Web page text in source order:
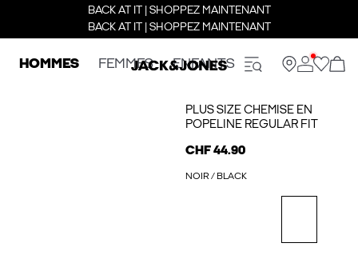
BACK AT IT | SHOPPEZ MAINTENANT
BACK AT IT | SHOPPEZ MAINTENANT
HOMMES FEMMES ENFANTS
PLUS SIZE CHEMISE EN
POPELINE REGULAR FIT
CHF 44.90
NOIR / BLACK